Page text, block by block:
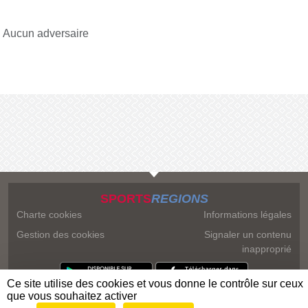
Aucun adversaire
SPORTSREGIONS
Charte cookies
Gestion des cookies
Informations légales
Signaler un contenu
inapproprié
Ce site utilise des cookies et vous donne le contrôle sur ceux
que vous souhaitez activer